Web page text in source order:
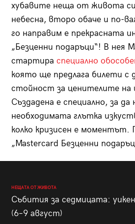
хубавите неща от живота
небесна, второ обаче и по-
го направим е прекрасната
„Безценни подаръци“! В нея
стартира специално
която ще предлага билети с
стойност за ценителите на
Създадена е специално, за да
необходимата глътка
колко кризисен е моментът.
„Mastercard Безценни
НЕЩАТА ОТ ЖИВОТА
Събития за седмицата:
(6–9 август)